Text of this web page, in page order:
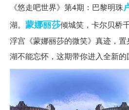
《悠走吧世界》第4期：巴黎明珠
湖。 蒙娜丽莎倾城笑，卡尔贝桥
浮宫《蒙娜丽莎的微笑》真迹，
湖不能忘怀，这期带你进入全新的